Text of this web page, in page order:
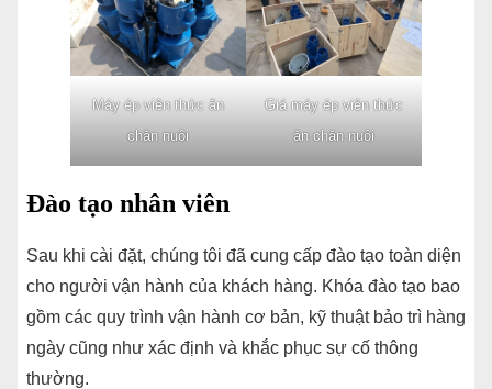
Máy ép viên thức ăn
chăn nuôi
Giá máy ép viên thức
ăn chăn nuôi
Đào tạo nhân viên
Sau khi cài đặt, chúng tôi đã cung cấp đào tạo toàn diện
cho người vận hành của khách hàng. Khóa đào tạo bao
gồm các quy trình vận hành cơ bản, kỹ thuật bảo trì hàng
ngày cũng như xác định và khắc phục sự cố thông
thường.